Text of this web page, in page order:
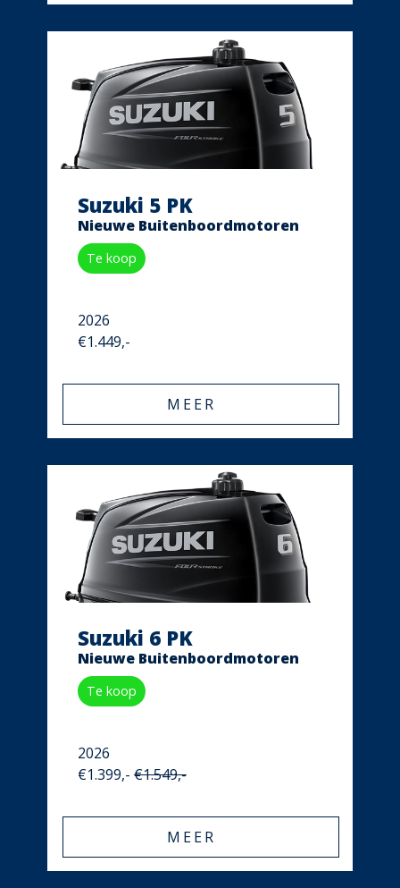
Suzuki 5 PK
Nieuwe Buitenboordmotoren
Te koop
2026
€1.449,-
MEER
Suzuki 6 PK
Nieuwe Buitenboordmotoren
Te koop
2026
€1.399,- €1.549,-
MEER